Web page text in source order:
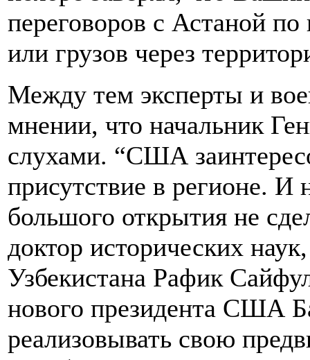
переговоров с Астаной по
или грузов через
Между тем эксперты и
мнении, что начальник
слухами. “США
присутствие в регионе.
большого открытия не
доктор исторических
Узбекистана Рафик
нового президента США
реализовывать свою